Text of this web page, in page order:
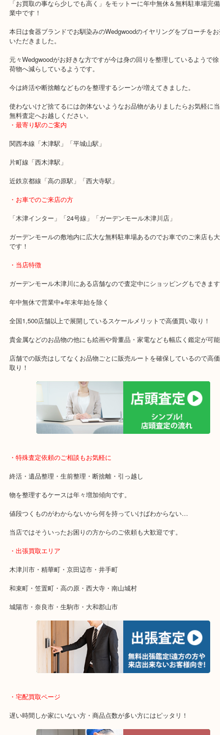
です！
木津川市を中心に精華町・木津・木津川台・奈良市・生駒市・高の
「お買取の事なら少しでも高く」をモットーに年中無休＆無料駐車
業中です！
本日は食器ブランドでお馴染みのWedgwoodのイヤリングをブロー
いただきました。
荷物へ減らしているようです。
今は終活や断捨離などものを整理するシーンが増えてきました。
使わないけど捨てるには勿体ないようなお品物がありましたらお気
・最寄り駅のご案内
関西本線「木津駅」「平城山駅」
片町線「西木津駅」
近鉄京都線「高の原駅」「西大寺駅」
・お車でのご来店の方
ガーデンモールの敷地内に広大な無料駐車場あるのでお車でのご来
です！
・当店特徴
ガーデンモール木津川にある店舗なので査定中にショッピングもで
年中無休で営業中※年末年始を除く
全国1,500店舗以上で展開しているスケールメリットで高価買い取
貴金属などのお品物の他にも絵画や骨董品・家電なども幅広く鑑定
店舗での販売はしてなくお品物ごとに販売ルートを確保しているの
取り！
・特殊査定依頼のご相談もお気軽に
終活・遺品整理・生前整理・断捨離・引っ越し